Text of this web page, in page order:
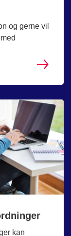
og gerne vil
kan